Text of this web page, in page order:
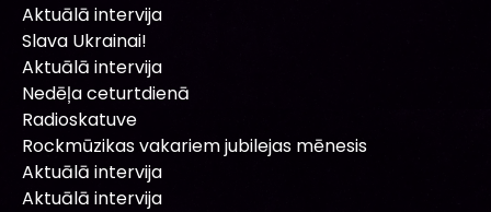
Aktuālā intervija
Slava Ukrainai!
Aktuālā intervija
Nedēļa ceturtdienā
Radioskatuve
Rockmūzikas vakariem jubilejas mēnesis
Aktuālā intervija
Aktuālā intervija